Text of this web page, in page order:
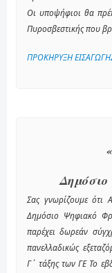
Οι υποψήφιοι θα
Πυροσβεστικής που
ΠΡΟΚΗΡΥΞΗ
Σας γνωρίζουμε ότι
Δημόσιο Ψηφιακό
παρέχει δωρεάν
πανελλαδικώς
Γ΄ τάξης των ΓΕ Το